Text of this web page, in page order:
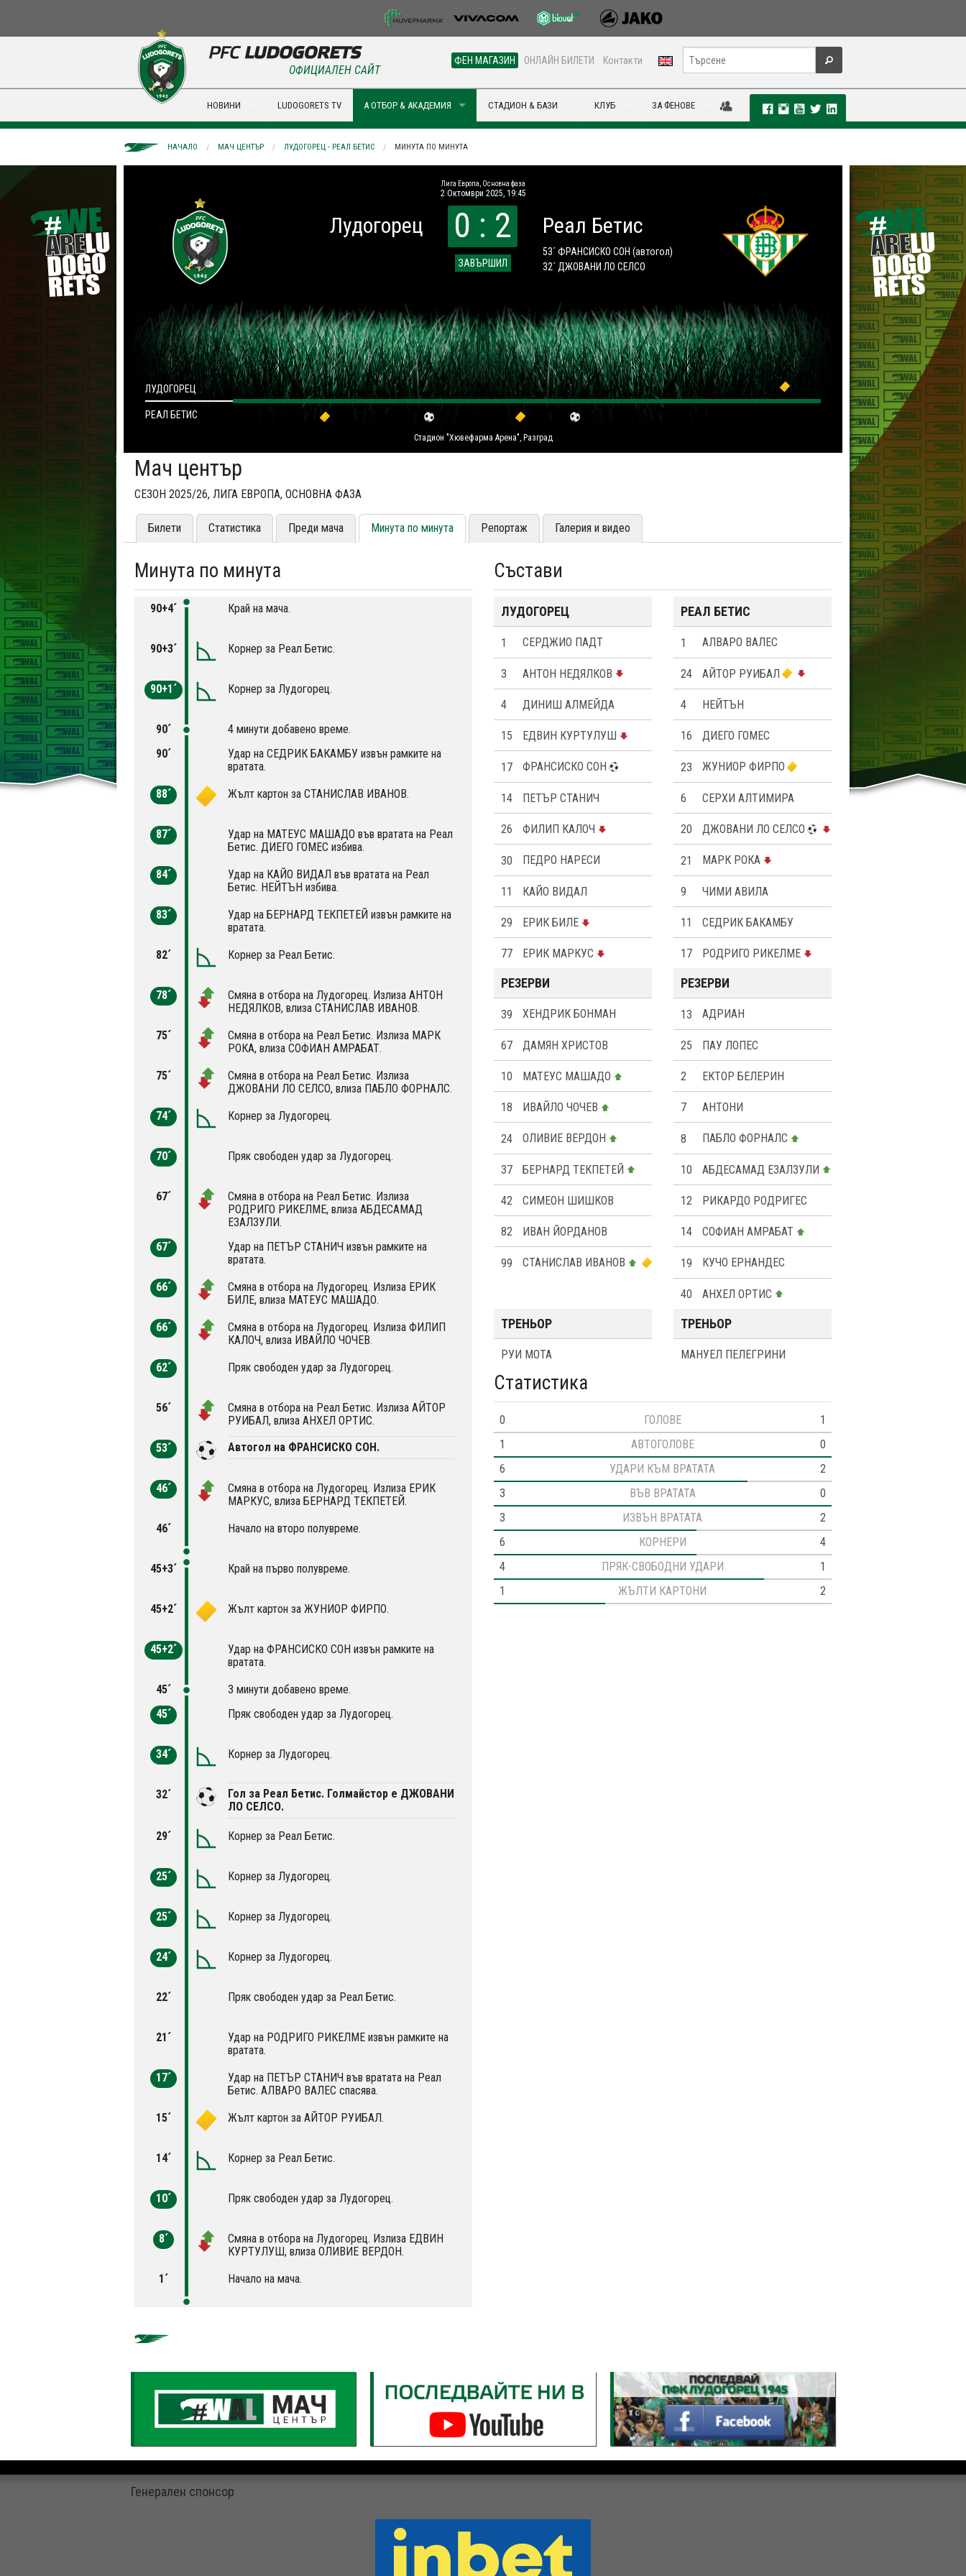
ФЕН МАГАЗИН ОНЛАЙН БИЛЕТИ Контакти
ОФИЦИАЛЕН САЙТ
НОВИНИ LUDOGORETS TV А ОТБОР & АКАДЕМИЯ СТАДИОН & БАЗИ КЛУБ ЗА ФЕНОВЕ
НАЧАЛО МАЧ ЦЕНТЪР ЛУДОГОРЕЦ - РЕАЛ БЕТИС МИНУТА ПО МИНУТА
Лига Европа, Основна фаза
2 Октомври 2025, 19:45
Лудогорец 0 : 2
ЗАВЪРШИЛ
Реал Бетис
53´ ФРАНСИСКО СОН(автогол)
32´ ДЖОВАНИ ЛО СЕЛСО
Стадион "Хювефарма Арена", Разград
ЛУДОГОРЕЦ
РЕАЛ БЕТИС
Мач център
СЕЗОН 2025/26, ЛИГА ЕВРОПА, ОСНОВНА ФАЗА
Билети Статистика Преди мача Минута по минута Репортаж Галерия и видео
Минута по минута
90+4´ Край на мача.
90+3´ Корнер за Реал Бетис.
90+1´ Корнер за Лудогорец.
90´
4 минути добавено време.
90´
Удар на СЕДРИК БАКАМБУ извън рамките на
вратата.
88´
Жълт картон за СТАНИСЛАВ ИВАНОВ.
87´
Удар на МАТЕУС МАШАДО във вратата на Реал
Бетис. ДИЕГО ГОМЕС избива.
84´
Удар на КАЙО ВИДАЛ във вратата на Реал
Бетис. НЕЙТЪН избива.
83´
Удар на БЕРНАРД ТЕКПЕТЕЙ извън рамките на
вратата.
82´
Корнер за Реал Бетис.
78´
Смяна в отбора на Лудогорец. Излиза АНТОН
НЕДЯЛКОВ, влиза СТАНИСЛАВ ИВАНОВ.
75´
Смяна в отбора на Реал Бетис. Излиза МАРК
РОКА, влиза СОФИАН АМРАБАТ.
75´
Смяна в отбора на Реал Бетис. Излиза
ДЖОВАНИ ЛО СЕЛСО, влиза ПАБЛО ФОРНАЛС.
74´
Корнер за Лудогорец.
70´ Пряк свободен удар за Лудогорец.
67´
Смяна в отбора на Реал Бетис. Излиза
РОДРИГО РИКЕЛМЕ, влиза АБДЕСАМАД
ЕЗАЛЗУЛИ.
67´
Удар на ПЕТЪР СТАНИЧ извън рамките на
вратата.
66´
Смяна в отбора на Лудогорец. Излиза ЕРИК
БИЛЕ, влиза МАТЕУС МАШАДО.
66´
Смяна в отбора на Лудогорец. Излиза ФИЛИП
КАЛОЧ, влиза ИВАЙЛО ЧОЧЕВ.
62´
Пряк свободен удар за Лудогорец.
56´
Смяна в отбора на Реал Бетис. Излиза АЙТОР
РУИБАЛ, влиза АНХЕЛ ОРТИС.
53´
Автогол на ФРАНСИСКО СОН.
46´
Смяна в отбора на Лудогорец. Излиза ЕРИК
МАРКУС, влиза БЕРНАРД ТЕКПЕТЕЙ.
46´
Начало на второ полувреме.
45+3´ Край на първо полувреме.
45+2´ Жълт картон за ЖУНИОР ФИРПО.
45+2´
Удар на ФРАНСИСКО СОН извън рамките на
вратата.
45´
3 минути добавено време.
45´
Пряк свободен удар за Лудогорец.
34´ Корнер за Лудогорец.
32´
Гол за Реал Бетис. Голмайстор е ДЖОВАНИ
ЛО СЕЛСО.
29´ Корнер за Реал Бетис.
25´ Корнер за Лудогорец.
25´ Корнер за Лудогорец.
24´ Корнер за Лудогорец.
22´ Пряк свободен удар за Реал Бетис.
21´
Удар на РОДРИГО РИКЕЛМЕ извън рамките на
вратата.
17´
Удар на ПЕТЪР СТАНИЧ във вратата на Реал
Бетис. АЛВАРО ВАЛЕС спасява.
15´
Жълт картон за АЙТОР РУИБАЛ.
14´ Корнер за Реал Бетис.
10´ Пряк свободен удар за Лудогорец.
8´
Смяна в отбора на Лудогорец. Излиза ЕДВИН
КУРТУЛУШ, влиза OЛИВИЕ ВЕРДОН.
1´
Начало на мача.
Състави
ЛУДОГОРЕЦ
1 СЕРДЖИО ПАДТ
3 АНТОН НЕДЯЛКОВ
4 ДИНИШ АЛМЕЙДА
15 ЕДВИН КУРТУЛУШ
17 ФРАНСИСКО СОН
14 ПЕТЪР СТАНИЧ
26 ФИЛИП КАЛОЧ
30 ПЕДРО НАРЕСИ
11 КАЙО ВИДАЛ
29 ЕРИК БИЛЕ
77 ЕРИК МАРКУС
РЕЗЕРВИ
39 ХЕНДРИК БОНМАН
67 ДАМЯН ХРИСТОВ
10 МАТЕУС МАШАДО
18 ИВАЙЛО ЧОЧЕВ
24 OЛИВИЕ ВЕРДОН
37 БЕРНАРД ТЕКПЕТЕЙ
42 СИМЕОН ШИШКОВ
82 ИВАН ЙОРДАНОВ
99 СТАНИСЛАВ ИВАНОВ
РЕАЛ БЕТИС
1 АЛВАРО ВАЛЕС
24 АЙТОР РУИБАЛ
4 НЕЙТЪН
16 ДИЕГО ГОМЕС
23 ЖУНИОР ФИРПО
6 СЕРХИ АЛТИМИРА
20 ДЖОВАНИ ЛО СЕЛСО
21 МАРК РОКА
9 ЧИМИ АВИЛА
11 СЕДРИК БАКАМБУ
17 РОДРИГО РИКЕЛМЕ
РЕЗЕРВИ
13 АДРИАН
25 ПАУ ЛОПЕС
2 ЕКТОР БЕЛЕРИН
7 АНТОНИ
8 ПАБЛО ФОРНАЛС
10 АБДЕСАМАД ЕЗАЛЗУЛИ
12 РИКАРДО РОДРИГЕС
14 СОФИАН АМРАБАТ
19 КУЧО ЕРНАНДЕС
40 АНХЕЛ ОРТИС
ТРЕНЬОР
РУИ МОТА
ТРЕНЬОР
МАНУЕЛ ПЕЛЕГРИНИ
Статистика
0 ГОЛОВЕ
1
1
АВТОГОЛОВЕ
0
6
УДАРИ КЪМ ВРАТАТА
2
3
ВЪВ ВРАТАТА
0
3
ИЗВЪН ВРАТАТА
2
6
КОРНЕРИ
4
4
ПРЯК-СВОБОДНИ УДАРИ
1
1
ЖЪЛТИ КАРТОНИ 2
Генерален спонсор